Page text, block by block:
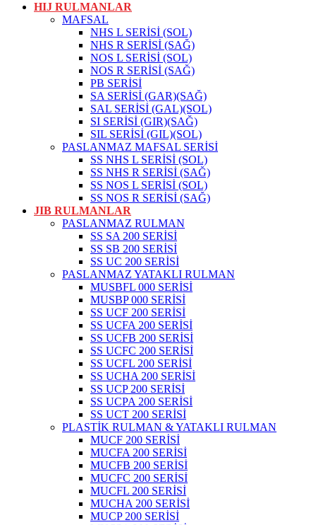
HIJ RULMANLAR
MAFSAL
NHS L SERİSİ (SOL)
NHS R SERİSİ (SAĞ)
NOS L SERİSİ (SOL)
NOS R SERİSİ (SAĞ)
PB SERİSİ
SA SERİSİ (GAR)(SAĞ)
SAL SERİSİ (GAL)(SOL)
SI SERİSİ (GIR)(SAĞ)
SIL SERİSİ (GIL)(SOL)
PASLANMAZ MAFSAL SERİSİ
SS NHS L SERİSİ (SOL)
SS NHS R SERİSİ (SAĞ)
SS NOS L SERİSİ (SOL)
SS NOS R SERİSİ (SAĞ)
JIB RULMANLAR
PASLANMAZ RULMAN
SS SA 200 SERİSİ
SS SB 200 SERİSİ
SS UC 200 SERİSİ
PASLANMAZ YATAKLI RULMAN
MUSBFL 000 SERİSİ
MUSBP 000 SERİSİ
SS UCF 200 SERİSİ
SS UCFA 200 SERİSİ
SS UCFB 200 SERİSİ
SS UCFC 200 SERİSİ
SS UCFL 200 SERİSİ
SS UCHA 200 SERİSİ
SS UCP 200 SERİSİ
SS UCPA 200 SERİSİ
SS UCT 200 SERİSİ
PLASTİK RULMAN & YATAKLI RULMAN
MUCF 200 SERİSİ
MUCFA 200 SERİSİ
MUCFB 200 SERİSİ
MUCFC 200 SERİSİ
MUCFL 200 SERİSİ
MUCHA 200 SERİSİ
MUCP 200 SERİSİ